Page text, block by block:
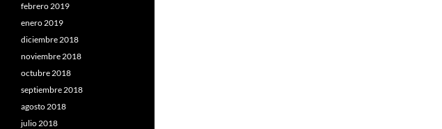
febrero 2019
enero 2019
diciembre 2018
noviembre 2018
octubre 2018
septiembre 2018
agosto 2018
julio 2018